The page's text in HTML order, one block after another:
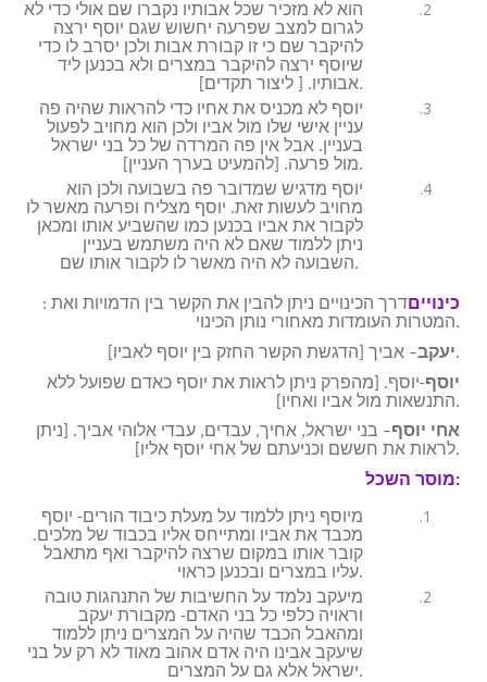
הוא לא מזכיר שכל אבותיו נקברו שם אולי כדי לא
לגרום למצב שפרעה יחשוש שגם יוסף ירצה
להיקבר שם כי זו קבורת אבות ולכן יסרב לו כדי
שיוסף ירצה להיקבר במצרים ולא בכנען ליד
אבותיו. [ ליצור תקדים].
יוסף לא מכניס את אחיו כדי להראות שהיה פה
עניין אישי שלו מול אביו ולכן הוא מחויב לפעול
בעניין. אבל אין פה המרדה של כל בני ישראל
מול פרעה. [להמעיט בערך העניין].
יוסף מדגיש שמדובר פה בשבועה ולכן הוא
מחויב לעשות זאת. יוסף מצליח ופרעה מאשר לו
לקבור את אביו בכנען כמו שהשביע אותו ומכאן
ניתן ללמוד שאם לא היה משתמש בעניין
השבועה לא היה מאשר לו לקבור אותו שם.
כינויים
: דרך הכינויים ניתן להבין את הקשר בין הדמויות ואת
המטרות העומדות מאחורי נותן הכינוי.
יעקב– אביך [הדגשת הקשר החזק בין יוסף לאביו].
יוסף-יוסף. [מהפרק ניתן לראות את יוסף כאדם שפועל ללא
התנשאות מול אביו ואחיו].
אחי יוסף– בני ישראל, אחיך, עבדים, עבדי אלוהי אביך. [ניתן
לראות את חששם וכניעתם של אחי יוסף אליו].
מוסר השכל:
מיוסף ניתן ללמוד על מעלת כיבוד הורים- יוסף
מכבד את אביו ומתייחס אליו בכבוד של מלכים.
קובר אותו במקום שרצה להיקבר ואף מתאבל
עליו במצרים ובכנען כראוי.
מיעקב נלמד על החשיבות של התנהגות טובה
וראויה כלפי כל בני האדם- מקבורת יעקב
ומהאבל הכבד שהיה על המצרים ניתן ללמוד
שיעקב אבינו היה אדם אהוב מאוד לא רק על בני
ישראל אלא גם על המצרים.